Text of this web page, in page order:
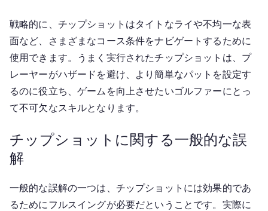
戦略的に、チップショットはタイトなライや不均一な表
面など、さまざまなコース条件をナビゲートするために
使用できます。うまく実行されたチップショットは、プ
レーヤーがハザードを避け、より簡単なパットを設定す
るのに役立ち、ゲームを向上させたいゴルファーにとっ
て不可欠なスキルとなります。
チップショットに関する一般的な誤
解
一般的な誤解の一つは、チップショットには効果的であ
るためにフルスイングが必要だということです。実際に